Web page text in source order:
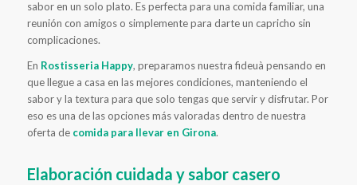
sabor en un solo plato. Es perfecta para una comida familiar, una
reunión con amigos o simplemente para darte un capricho sin
complicaciones.
En Rostisseria Happy, preparamos nuestra fideuà pensando en
que llegue a casa en las mejores condiciones, manteniendo el
sabor y la textura para que solo tengas que servir y disfrutar. Por
eso es una de las opciones más valoradas dentro de nuestra
oferta de comida para llevar en Girona.
Elaboración cuidada y sabor casero